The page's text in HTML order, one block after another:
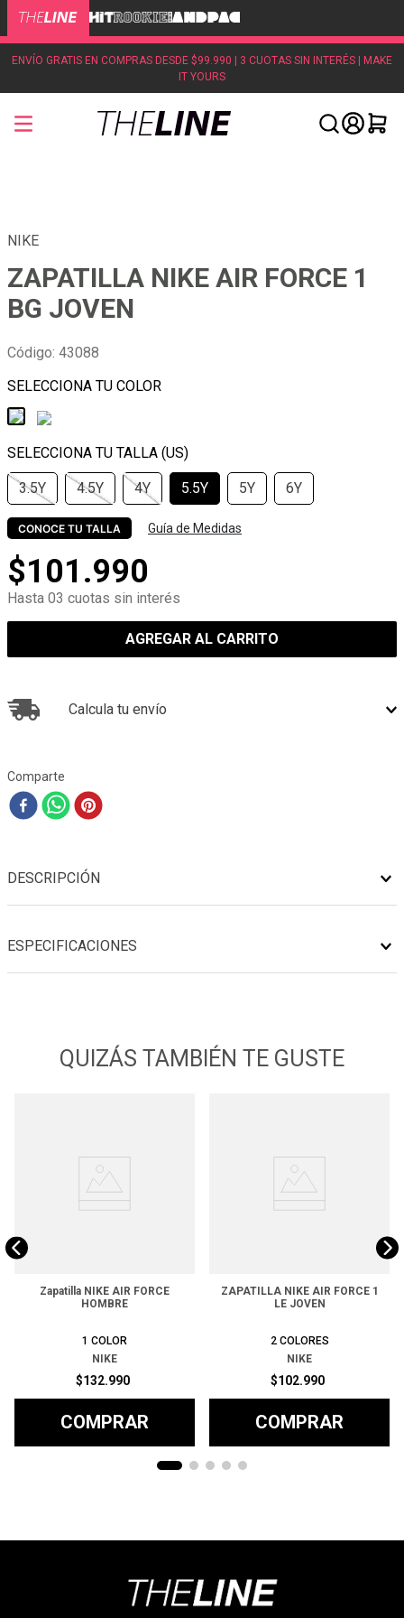
ENVÍO GRATIS EN COMPRAS DESDE $99.990 | 3 CUOTAS SIN INTERÉS | MAKE
IT YOURS
NIKE
ZAPATILLA NIKE AIR FORCE 1
BG JOVEN
Código: 43088
3.5Y 4.5Y 4Y 5.5Y 5Y 6Y
CONOCE TU TALLA Guía de Medidas
$101 .990
Hasta 03 cuotas sin interés
AGREGAR AL CARRITO
Calcula tu envío
Comparte
DESCRIPCIÓN
ESPECIFICACIONES
QUIZÁS TAMBIÉN TE GUSTE
Zapatilla NIKE AIR FORCE
HOMBRE
1 COLOR
NIKE
$132.990
COMPRAR
ZAPATILLA NIKE AIR FORCE 1
LE JOVEN
2 COLORES
NIKE
$102.990
COMPRAR